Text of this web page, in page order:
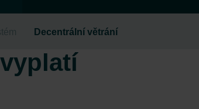
Decentrální větrání